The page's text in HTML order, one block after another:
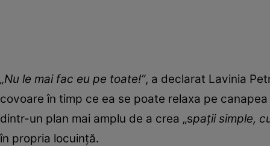
„Nu le mai fac eu pe toate!”, a declarat Lavinia
covoare în timp ce ea se poate relaxa pe
dintr-un plan mai amplu de a crea „spații simple,
în propria locuință.